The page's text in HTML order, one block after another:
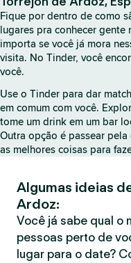
c
i
a
l
T
i
n
d
Fique por dentro de como
lugares pra conhecer gente
importa se você já mora
visita. No Tinder, você
você.
Use o Tinder para dar
em comum com você.
tome um drink em um bar
Outra opção é passear
as melhores coisas para
Algumas ideias
Ardoz:
Você já sabe qual o
pessoas perto de
lugar para o date?